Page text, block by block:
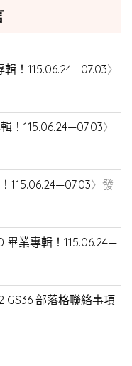
輯！115.06.24—07.03〉
！115.06.24—07.03〉
115.06.24—07.03〉發
畢業專輯！115.06.24—
2 GS36 部落格聯絡事項